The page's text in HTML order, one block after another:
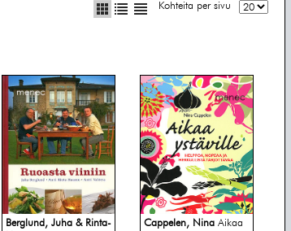
Kohteita per sivu
Berglund, Juha & Rinta-
Cappelen, Nina Aikaa